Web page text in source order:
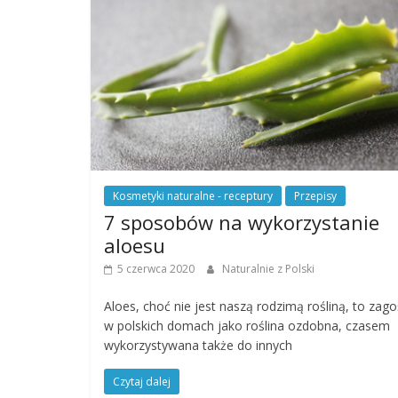
Kosmetyki naturalne - receptury Przepisy
7 sposobów na wykorzystanie
aloesu
5 czerwca 2020 Naturalnie z Polski
Aloes, choć nie jest naszą rodzimą rośliną, to
w polskich domach jako roślina ozdobna, czasem
wykorzystywana także do innych
Czytaj dalej